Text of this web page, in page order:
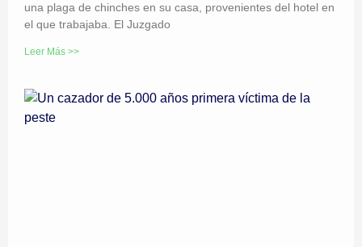
una plaga de chinches en su casa, provenientes del hotel en
el que trabajaba. El Juzgado
Leer Más >>